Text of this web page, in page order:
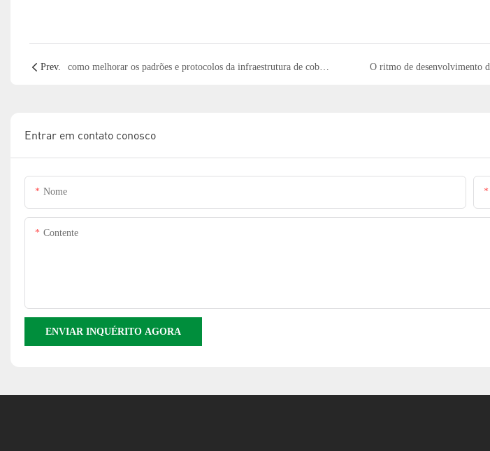
Prev. como melhorar os padrões e protocolos da infraestrutura de cobrança?
Entrar em contato conosco
Nome
Contente
ENVIAR INQUÉRITO AGORA